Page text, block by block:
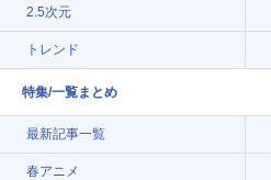
2.5次元
トレンド
特集/一覧まとめ
最新記事一覧
春アニメ